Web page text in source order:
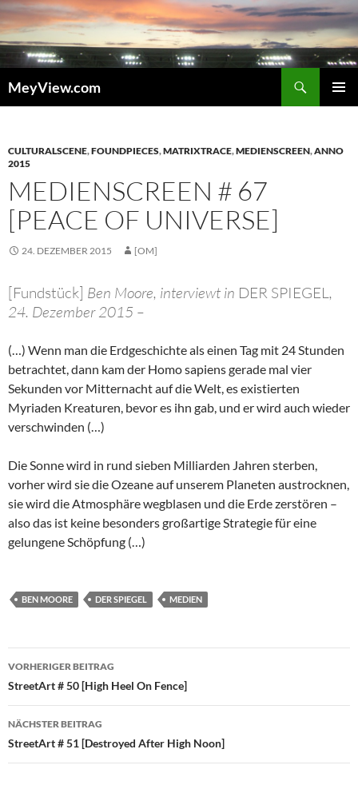
Zum
Inhalt
springen
MeyView.com
CULTURALSCENE,FOUNDPIECES,MATRIXTRACE,MEDIENSCREEN,ANNO
2015
MEDIENSCREEN # 67
[PEACE OF UNIVERSE]
24. DEZEMBER 2015 [OM]
[Fundstück] Ben Moore, interviewt in DER SPIEGEL,
24. Dezember 2015 –
(…) Wenn man die Erdgeschichte als einen Tag mit 24 Stunden
betrachtet, dann kam der Homo sapiens gerade mal vier
Sekunden vor Mitternacht auf die Welt, es existierten
Myriaden Kreaturen, bevor es ihn gab, und er wird auch wieder
verschwinden (…)
Die Sonne wird in rund sieben Milliarden Jahren sterben,
vorher wird sie die Ozeane auf unserem Planeten austrocknen,
sie wird die Atmosphäre wegblasen und die Erde zerstören –
also das ist keine besonders großartige Strategie für eine
gelungene Schöpfung (…)
BEN MOORE DER SPIEGEL MEDIEN
Beitragsnavigation
VORHERIGER BEITRAG
StreetArt # 50 [High Heel On Fence]
NÄCHSTER BEITRAG
StreetArt # 51 [Destroyed After High Noon]